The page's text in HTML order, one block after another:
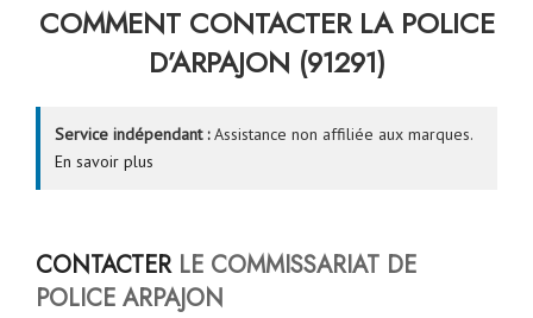
LE
COMMENT CONTACTER LA POLICE
D’ARPAJON (91291)
Service indépendant :Assistance non affiliée aux marques.
En savoir plus
CONTACTERLE COMMISSARIAT DE
POLICE ARPAJON